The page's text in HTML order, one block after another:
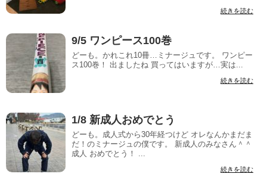
続きを読む
9/5 ワンピース100巻
どーも。かれこれ10冊…ミナージュです。 ワンピー
ス100巻！ 出ましたね 買ってはいますが…実は...
続きを読む
1/8 新成人おめでとう
どーも。成人式から30年経つけど オレなんかまだま
だ！のミナージュの僕です。 新成人のみなさん＾＾
成人 おめでとう！ ...
続きを読む